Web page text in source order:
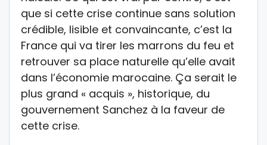
que si cette crise continue sans solution
crédible, lisible et convaincante, c’est la
France qui va tirer les marrons du feu et
retrouver sa place naturelle qu’elle avait
dans l’économie marocaine. Ça serait le
plus grand « acquis », historique, du
gouvernement Sanchez à la faveur de
cette crise.